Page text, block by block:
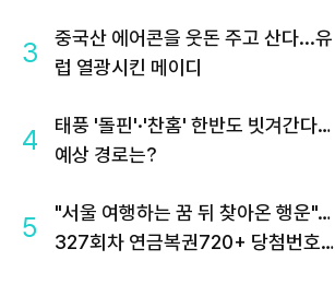
3
중국산 에어콘을 웃돈 주고 산다...유
럽 열광시킨 메이디
4
태풍 '돌핀'·'찬홈' 한반도 빗겨간다…
예상 경로는?
5
"서울 여행하는 꿈 뒤 찾아온 행운"…
327회차 연금복권720+ 당첨번호조